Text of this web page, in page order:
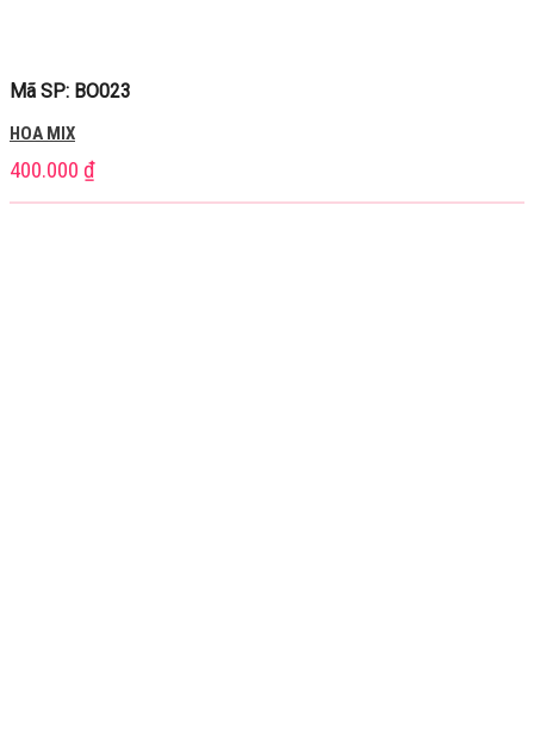
Mã SP: BO023
HOA MIX
400.000 ₫